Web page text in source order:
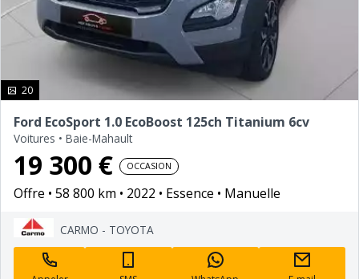
20photo(s)
Ford EcoSport 1.0 EcoBoost 125ch Titanium 6cv
Voitures • Baie-Mahault
19 300 € OCCASION
Offre 58 800 km 2022 Essence Manuelle
CARMO - TOYOTA